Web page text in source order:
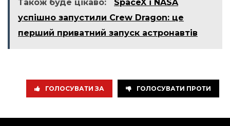
Також буде цікаво:
SpaceX і NASA
успішно запустили Crew Dragon: це
перший приватний запуск астронавтів
ГОЛОСУВАТИ ЗА ГОЛОСУВАТИ ПРОТИ